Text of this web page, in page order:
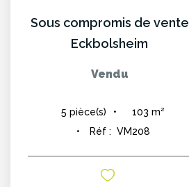
Sous compromis de vente
Eckbolsheim
Vendu
5 pièce(s) 103 m²
Réf : VM208